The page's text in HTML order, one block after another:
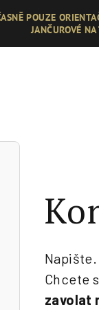
POUZE
JANČUROVÉ
Chcete
zavolat